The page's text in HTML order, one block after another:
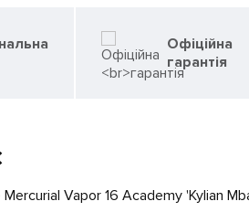
Офіційна
гарантія
Mercurial Vapor 16 Academy 'Kylian